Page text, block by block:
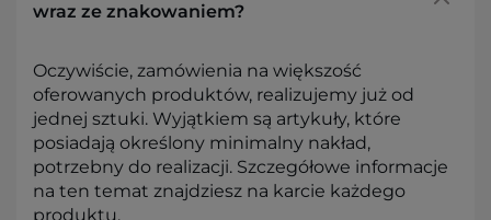
wraz ze znakowaniem?
Oczywiście, zamówienia na większość
oferowanych produktów, realizujemy już od
jednej sztuki. Wyjątkiem są artykuły, które
posiadają określony minimalny nakład,
potrzebny do realizacji. Szczegółowe informacje
na ten temat znajdziesz na karcie każdego
produktu.